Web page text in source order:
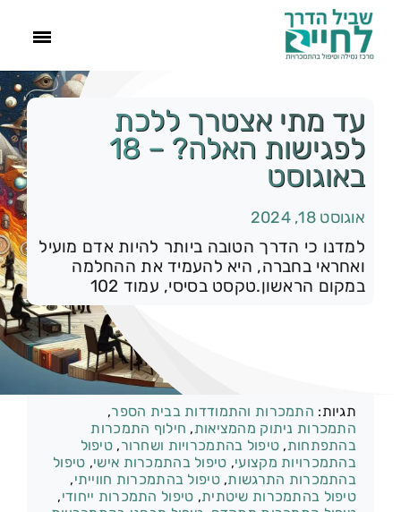
הסיפור שלנו
התמכרויות
תהליך הגמילה
074-7361656
עד מתי אצטרך ללכת
לפגישות האלה? – 18
באוגוסט
אוגוסט 18, 2024
למדנו כי הדרך הטובה ביותר להיות אדם מועיל
ואחראי בחברה, היא להעמיד את ההחלמה
במקום הראשון.טקסט בסיסי, עמוד 102
תגיות: התמכרות והתמודדות בבית הספר,
התמכרות ניתוק מהמציאות, חילוף התמכרות
בהתפתחות, טיפול בהתמכרויות ושחרור, טיפול
בהתמכרויות מקצועי, טיפול בהתמכרות אישי, טיפול
בהתמכרות התרגשות,טיפול בהתמכרות חווייתי,
טיפול בהתמכרות שיטתית, טיפול התמכרות ייחודי,